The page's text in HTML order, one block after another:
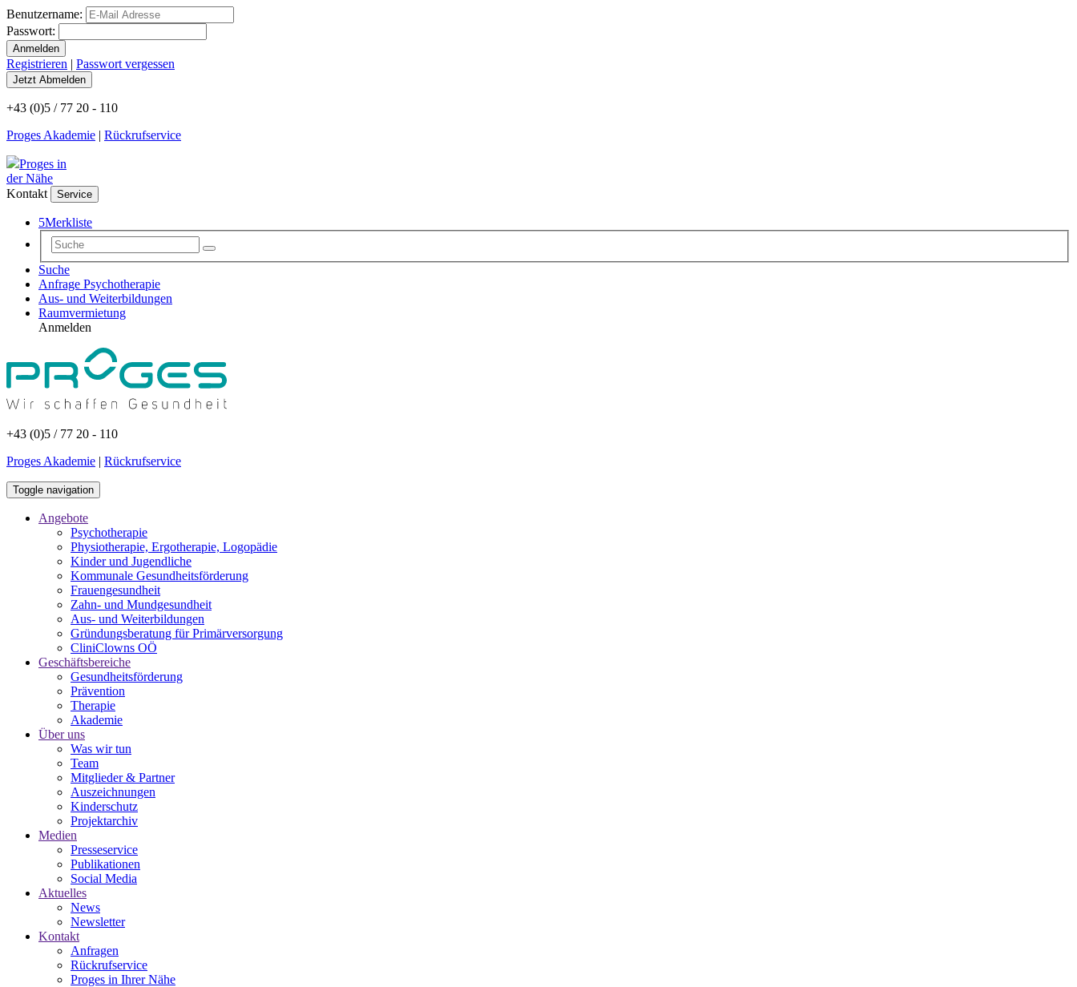
Benutzername:
Passwort:
Registrieren | Passwort vergessen
+43 (0)5 / 77 20 - 110
Proges Akademie | Rückrufservice
Proges in
der Nähe
Kontakt
Service
5Merkliste
Suche
Anfrage Psychotherapie
Aus- und Weiterbildungen
Raumvermietung
Anmelden
+43 (0)5 / 77 20 - 110
Proges Akademie | Rückrufservice
Toggle navigation
Angebote
Psychotherapie
Physiotherapie, Ergotherapie, Logopädie
Kinder und Jugendliche
Kommunale Gesundheitsförderung
Frauengesundheit
Zahn- und Mundgesundheit
Aus- und Weiterbildungen
Gründungsberatung für Primärversorgung
CliniClowns OÖ
Geschäftsbereiche
Gesundheitsförderung
Prävention
Therapie
Akademie
Über uns
Was wir tun
Team
Mitglieder & Partner
Auszeichnungen
Kinderschutz
Projektarchiv
Medien
Presseservice
Publikationen
Social Media
Aktuelles
News
Newsletter
Kontakt
Anfragen
Rückrufservice
Proges in Ihrer Nähe